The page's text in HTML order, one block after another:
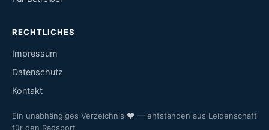
RECHTLICHES
Impressum
Datenschutz
Kontakt
Ein unabhängiges Verzeichnis ♥ — entstanden aus Leidenschaft
für den Radsport